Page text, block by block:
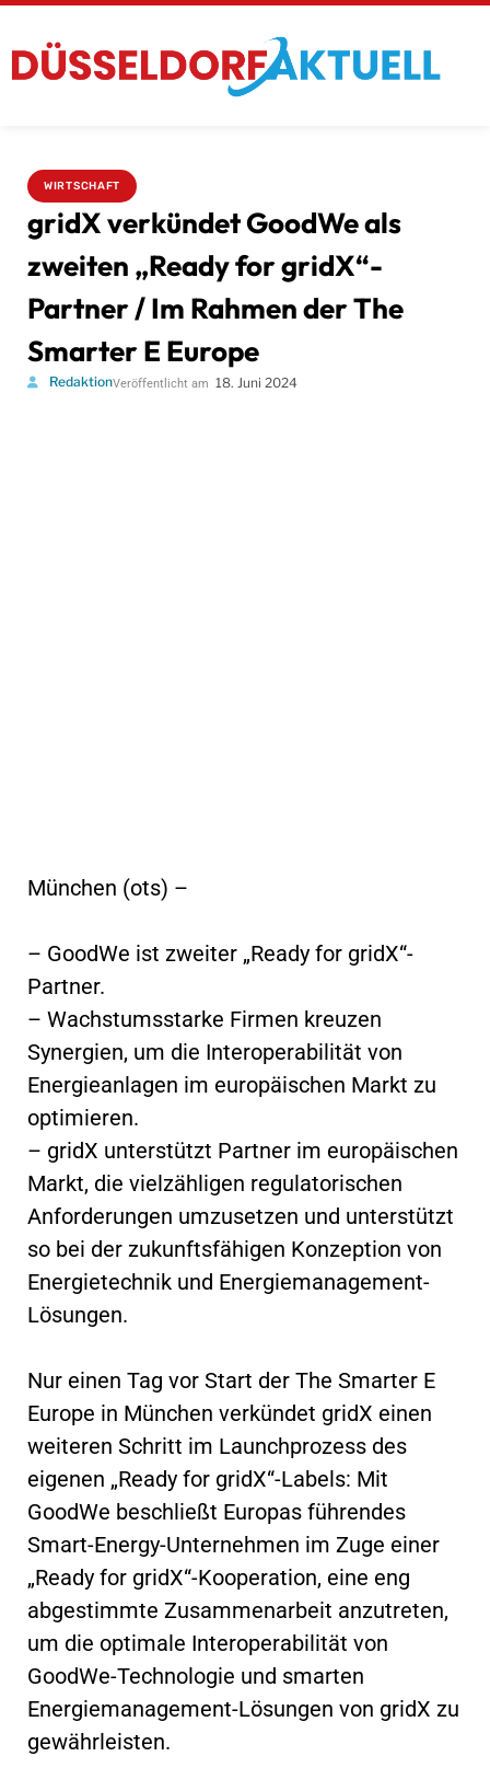
WIRTSCHAFT
gridX verkündet GoodWe als
zweiten „Ready for gridX“-
Partner / Im Rahmen der The
Smarter E Europe
RedaktionVeröffentlicht am 18. Juni 2024
München (ots) –
– GoodWe ist zweiter „Ready for gridX“-
Partner.
– Wachstumsstarke Firmen kreuzen
Synergien, um die Interoperabilität von
Energieanlagen im europäischen Markt zu
optimieren.
– gridX unterstützt Partner im europäischen
Markt, die vielzähligen regulatorischen
Anforderungen umzusetzen und unterstützt
so bei der zukunftsfähigen Konzeption von
Energietechnik und Energiemanagement-
Lösungen.
Nur einen Tag vor Start der The Smarter E
Europe in München verkündet gridX einen
weiteren Schritt im Launchprozess des
eigenen „Ready for gridX“-Labels: Mit
GoodWe beschließt Europas führendes
Smart-Energy-Unternehmen im Zuge einer
„Ready for gridX“-Kooperation, eine eng
abgestimmte Zusammenarbeit anzutreten,
um die optimale Interoperabilität von
GoodWe-Technologie und smarten
Energiemanagement-Lösungen von gridX zu
gewährleisten.